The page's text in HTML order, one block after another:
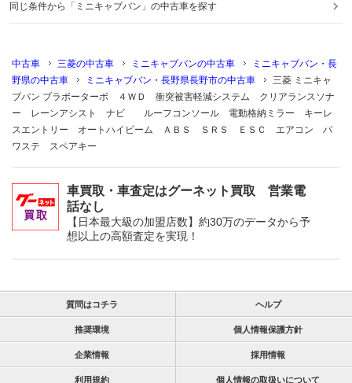
同じ条件から「ミニキャブバン」の中古車を探す
中古車 三菱の中古車 ミニキャブバンの中古車
ミニキャブバン・長
野県の中古車
ミニキャブバン・長野県長野市の中古車
三菱 ミニキャ
ブバン ブラボーターボ ４ＷＤ 衝突被害軽減システム クリアランスソナ
ー レーンアシスト ナビ ルーフコンソール 電動格納ミラー キーレ
スエントリー オートハイビーム ＡＢＳ ＳＲＳ ＥＳＣ エアコン パ
ワステ スペアキー
車買取・車査定はグーネット買取 営業電
話なし
【日本最大級の加盟店数】約30万のデータから予
想以上の高額査定を実現！
質問はコチラ ヘルプ
推奨環境 個人情報保護方針
企業情報 採用情報
利用規約 個人情報の取扱いについて